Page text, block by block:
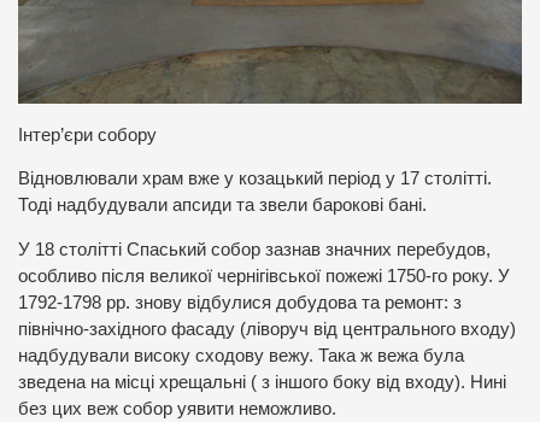
Інтер’єри собору
Відновлювали храм вже у козацький період у 17 столітті.
Тоді надбудували апсиди та звели барокові бані.
У 18 столітті Спаський собор зазнав значних перебудов,
особливо після великої чернігівської пожежі 1750-го року. У
1792-1798 рр. знову відбулися добудова та ремонт: з
північно-західного фасаду (ліворуч від центрального входу)
надбудували високу сходову вежу. Така ж вежа була
зведена на місці хрещальні ( з іншого боку від входу). Нині
без цих веж собор уявити неможливо.